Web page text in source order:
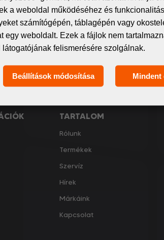
és hasznos információkat
a GDPR általános feltételei
TARTALOM
Rólunk
Termékek
Szervíz
Hírek
Márkáink
Kapcsolat
a weboldal működéséhez és
számítógépén, táblagépén vagy
egy weboldalt. Ezek a fájlok nem
felismerésére szolgálnak.
Beállítások módosítása Mindent